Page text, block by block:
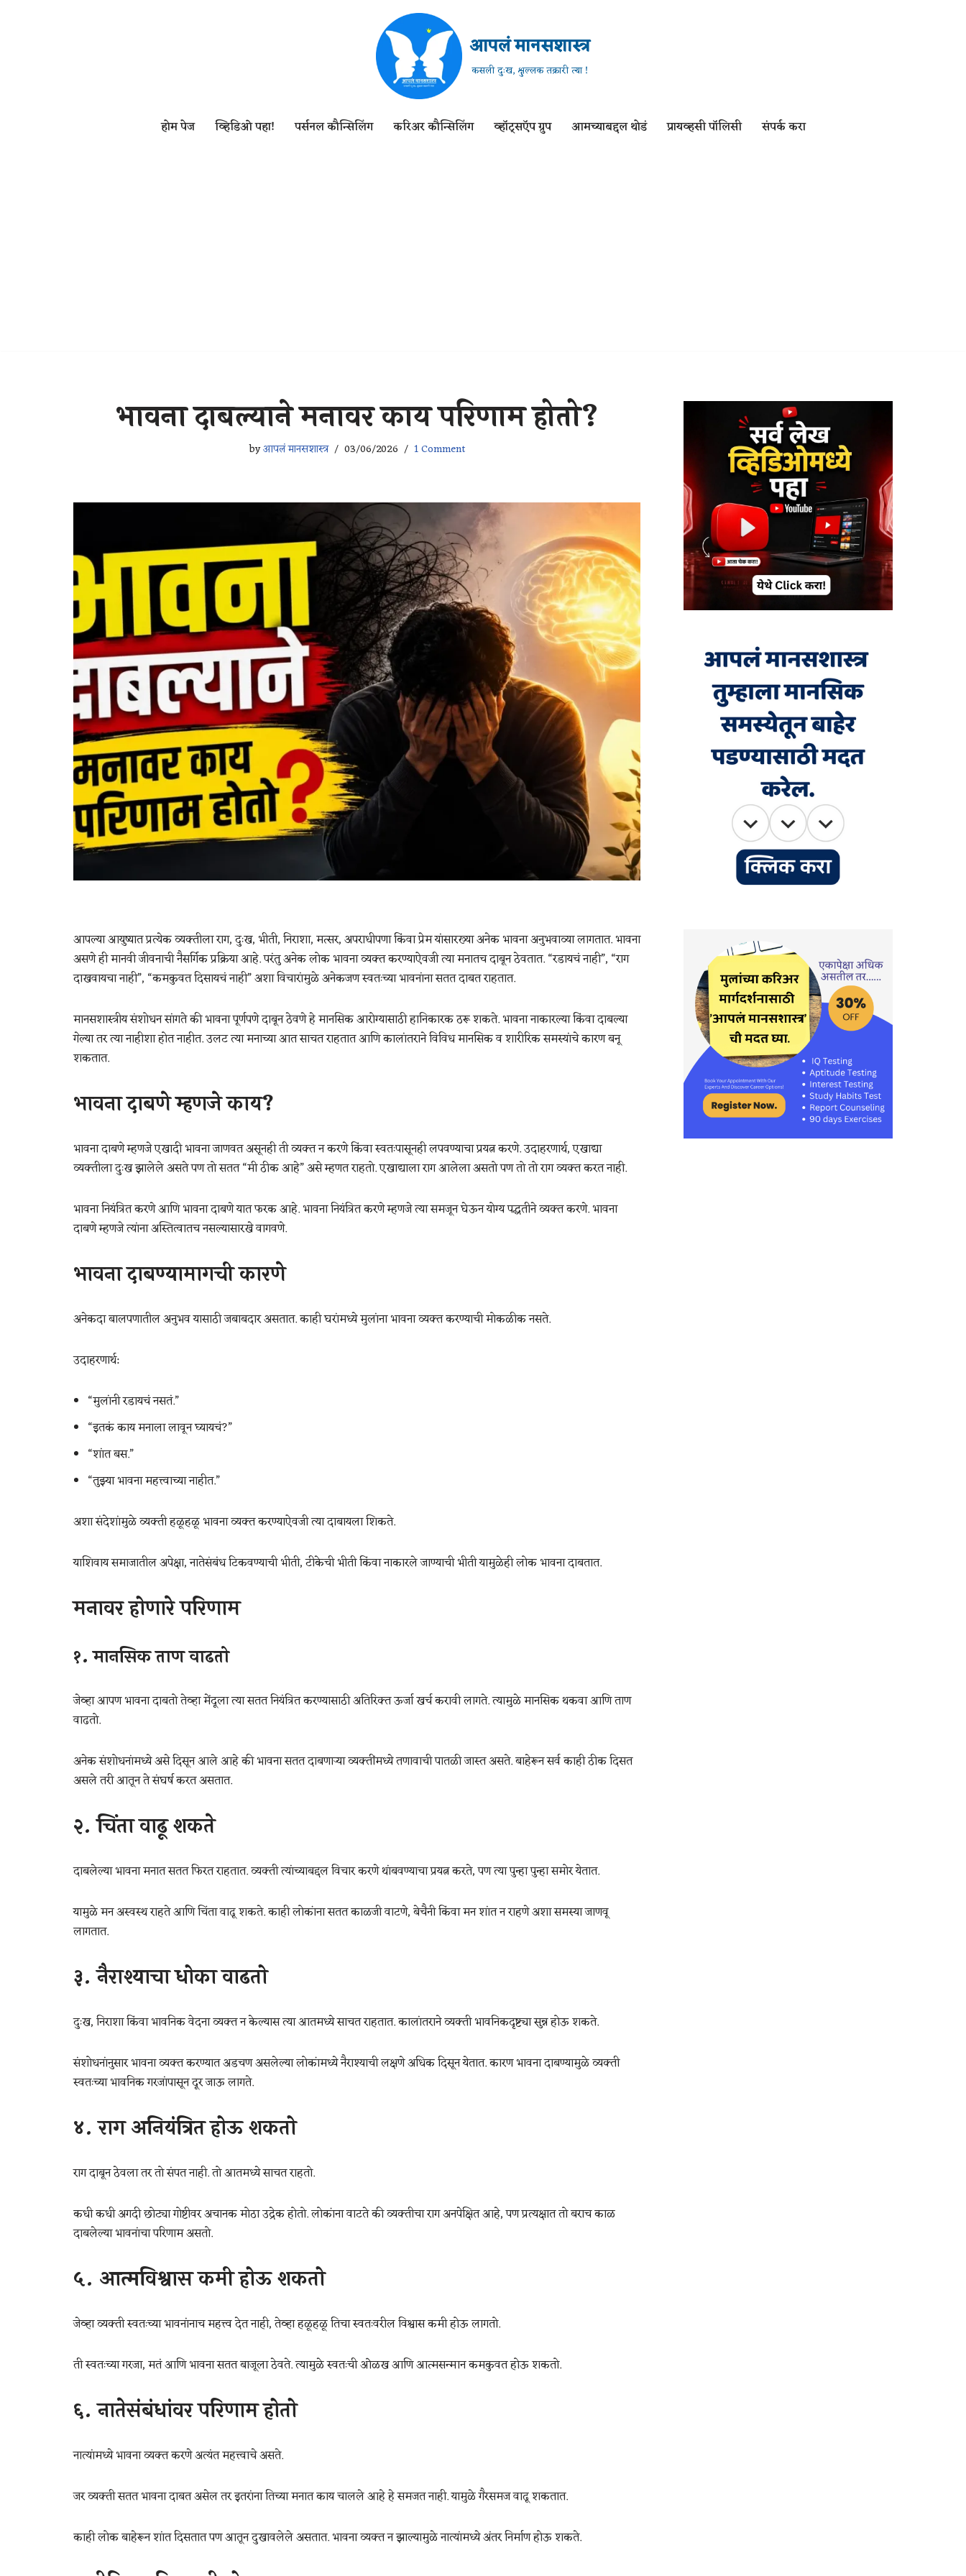
आपलं मानसशास्त्र
कसली दुःख, क्षुल्लक तक्रारी त्या !
होम पेज व्हिडिओ पहा! पर्सनल कौन्सिलिंग करिअर कौन्सिलिंग व्हॉट्सऍप ग्रुप आमच्याबद्दल थोडं प्रायव्हसी पॉलिसी संपर्क करा
भावना दाबल्याने मनावर काय परिणाम होतो?
byआपलं मानसशास्त्र 03/06/2026 1 Comment
आपल्या आयुष्यात प्रत्येक व्यक्तीला राग, दुःख, भीती, निराशा, मत्सर, अपराधीपणा किंवा प्रेम यांसारख्या अनेक भावना अनुभवाव्या लागतात. भावना
असणे ही मानवी जीवनाची नैसर्गिक प्रक्रिया आहे. परंतु अनेक लोक भावना व्यक्त करण्याऐवजी त्या मनातच दाबून ठेवतात. “रडायचं नाही”, “राग
दाखवायचा नाही”, “कमकुवत दिसायचं नाही” अशा विचारांमुळे अनेकजण स्वतःच्या भावनांना सतत दाबत राहतात.
मानसशास्त्रीय संशोधन सांगते की भावना पूर्णपणे दाबून ठेवणे हे मानसिक आरोग्यासाठी हानिकारक ठरू शकते. भावना नाकारल्या किंवा दाबल्या
गेल्या तर त्या नाहीशा होत नाहीत. उलट त्या मनाच्या आत साचत राहतात आणि कालांतराने विविध मानसिक व शारीरिक समस्यांचे कारण बनू
शकतात.
भावना दाबणे म्हणजे काय?
भावना दाबणे म्हणजे एखादी भावना जाणवत असूनही ती व्यक्त न करणे किंवा स्वतःपासूनही लपवण्याचा प्रयत्न करणे. उदाहरणार्थ, एखाद्या
व्यक्तीला दुःख झालेले असते पण तो सतत “मी ठीक आहे” असे म्हणत राहतो. एखाद्याला राग आलेला असतो पण तो तो राग व्यक्त करत नाही.
भावना नियंत्रित करणे आणि भावना दाबणे यात फरक आहे. भावना नियंत्रित करणे म्हणजे त्या समजून घेऊन योग्य पद्धतीने व्यक्त करणे. भावना
दाबणे म्हणजे त्यांना अस्तित्वातच नसल्यासारखे वागवणे.
भावना दाबण्यामागची कारणे
अनेकदा बालपणातील अनुभव यासाठी जबाबदार असतात. काही घरांमध्ये मुलांना भावना व्यक्त करण्याची मोकळीक नसते.
उदाहरणार्थ:
“मुलांनी रडायचं नसतं.”
“इतकं काय मनाला लावून घ्यायचं?”
“शांत बस.”
“तुझ्या भावना महत्त्वाच्या नाहीत.”
अशा संदेशांमुळे व्यक्ती हळूहळू भावना व्यक्त करण्याऐवजी त्या दाबायला शिकते.
याशिवाय समाजातील अपेक्षा, नातेसंबंध टिकवण्याची भीती, टीकेची भीती किंवा नाकारले जाण्याची भीती यामुळेही लोक भावना दाबतात.
मनावर होणारे परिणाम
१. मानसिक ताण वाढतो
जेव्हा आपण भावना दाबतो तेव्हा मेंदूला त्या सतत नियंत्रित करण्यासाठी अतिरिक्त ऊर्जा खर्च करावी लागते. त्यामुळे मानसिक थकवा आणि ताण
वाढतो.
अनेक संशोधनांमध्ये असे दिसून आले आहे की भावना सतत दाबणाऱ्या व्यक्तींमध्ये तणावाची पातळी जास्त असते. बाहेरून सर्व काही ठीक दिसत
असले तरी आतून ते संघर्ष करत असतात.
२. चिंता वाढू शकते
दाबलेल्या भावना मनात सतत फिरत राहतात. व्यक्ती त्यांच्याबद्दल विचार करणे थांबवण्याचा प्रयत्न करते, पण त्या पुन्हा पुन्हा समोर येतात.
यामुळे मन अस्वस्थ राहते आणि चिंता वाढू शकते. काही लोकांना सतत काळजी वाटणे, बेचैनी किंवा मन शांत न राहणे अशा समस्या जाणवू
लागतात.
३. नैराश्याचा धोका वाढतो
दुःख, निराशा किंवा भावनिक वेदना व्यक्त न केल्यास त्या आतमध्ये साचत राहतात. कालांतराने व्यक्ती भावनिकदृष्ट्या सुन्न होऊ शकते.
संशोधनांनुसार भावना व्यक्त करण्यात अडचण असलेल्या लोकांमध्ये नैराश्याची लक्षणे अधिक दिसून येतात. कारण भावना दाबण्यामुळे व्यक्ती
स्वतःच्या भावनिक गरजांपासून दूर जाऊ लागते.
४. राग अनियंत्रित होऊ शकतो
राग दाबून ठेवला तर तो संपत नाही. तो आतमध्ये साचत राहतो.
कधी कधी अगदी छोट्या गोष्टीवर अचानक मोठा उद्रेक होतो. लोकांना वाटते की व्यक्तीचा राग अनपेक्षित आहे, पण प्रत्यक्षात तो बराच काळ
दाबलेल्या भावनांचा परिणाम असतो.
५. आत्मविश्वास कमी होऊ शकतो
जेव्हा व्यक्ती स्वतःच्या भावनांनाच महत्त्व देत नाही, तेव्हा हळूहळू तिचा स्वतःवरील विश्वास कमी होऊ लागतो.
ती स्वतःच्या गरजा, मतं आणि भावना सतत बाजूला ठेवते. त्यामुळे स्वतःची ओळख आणि आत्मसन्मान कमकुवत होऊ शकतो.
६. नातेसंबंधांवर परिणाम होतो
नात्यांमध्ये भावना व्यक्त करणे अत्यंत महत्त्वाचे असते.
जर व्यक्ती सतत भावना दाबत असेल तर इतरांना तिच्या मनात काय चालले आहे हे समजत नाही. यामुळे गैरसमज वाढू शकतात.
काही लोक बाहेरून शांत दिसतात पण आतून दुखावलेले असतात. भावना व्यक्त न झाल्यामुळे नात्यांमध्ये अंतर निर्माण होऊ शकते.